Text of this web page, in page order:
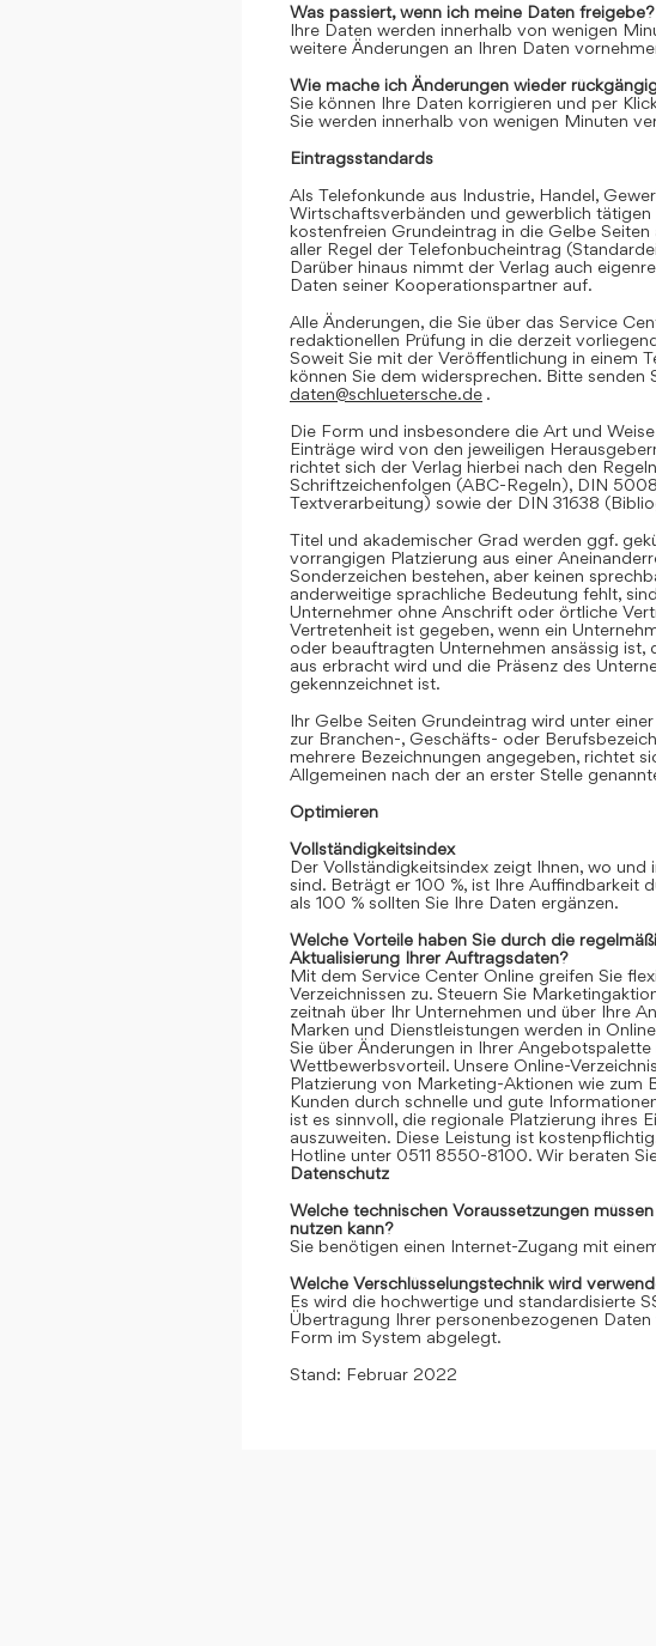
Was passiert, wenn ich meine Daten freigebe?
Ihre Daten werden innerhalb von wenigen
weitere Änderungen an Ihren Daten
Wie mache ich Änderungen wieder
Sie können Ihre Daten korrigieren und per
Sie werden innerhalb von wenigen Minuten
Eintragsstandards
Als Telefonkunde aus Industrie, Handel,
Wirtschaftsverbänden und gewerblich
kostenfreien Grundeintrag in die Gelbe
aller Regel der Telefonbucheintrag
Darüber hinaus nimmt der Verlag auch
Daten seiner Kooperationspartner auf.
Alle Änderungen, die Sie über das Service
redaktionellen Prüfung in die derzeit
Soweit Sie mit der Veröffentlichung in einem
können Sie dem widersprechen. Bitte senden
daten@schluetersche.de .
Die Form und insbesondere die Art und
Einträge wird von den jeweiligen
richtet sich der Verlag hierbei nach den
Schriftzeichenfolgen (ABC-Regeln), DIN
Textverarbeitung) sowie der DIN 31638
Titel und akademischer Grad werden ggf.
vorrangigen Platzierung aus einer
Sonderzeichen bestehen, aber keinen
anderweitige sprachliche Bedeutung fehlt,
Unternehmer ohne Anschrift oder örtliche
Vertretenheit ist gegeben, wenn ein
oder beauftragten Unternehmen ansässig
aus erbracht wird und die Präsenz des
gekennzeichnet ist.
Ihr Gelbe Seiten Grundeintrag wird unter
zur Branchen-, Geschäfts- oder
mehrere Bezeichnungen angegeben, richtet
Allgemeinen nach der an erster Stelle
Optimieren
Vollständigkeitsindex
Der Vollständigkeitsindex zeigt Ihnen, wo
sind. Beträgt er 100 %, ist Ihre Auffindbarkeit
als 100 % sollten Sie Ihre Daten ergänzen.
Welche Vorteile haben Sie durch die
Aktualisierung Ihrer Auftragsdaten?
Mit dem Service Center Online greifen Sie
Verzeichnissen zu. Steuern Sie
zeitnah über Ihr Unternehmen und über Ihre
Marken und Dienstleistungen werden in
Sie über Änderungen in Ihrer
Wettbewerbsvorteil. Unsere Online-
Platzierung von Marketing-Aktionen wie zum
Kunden durch schnelle und gute
ist es sinnvoll, die regionale Platzierung ihres
auszuweiten. Diese Leistung ist
Hotline unter 0511 8550-8100. Wir beraten
Datenschutz
Welche technischen Voraussetzungen
nutzen kann?
Sie benötigen einen Internet-Zugang mit
Welche Verschlüsselungstechnik wird
Es wird die hochwertige und standardisierte
Übertragung Ihrer personenbezogenen
Form im System abgelegt.
Stand: Februar 2022